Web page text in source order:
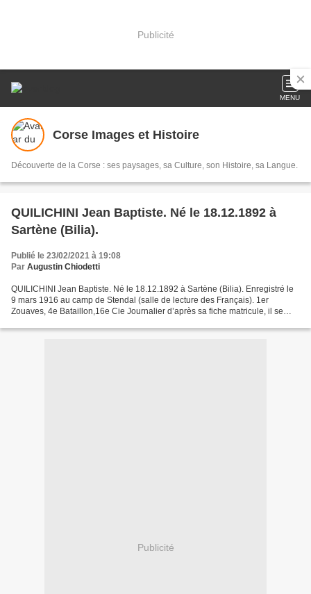
Publicité
MENU
Corse Images et Histoire
Découverte de la Corse : ses paysages, sa Culture, son Histoire, sa Langue.
QUILICHINI Jean Baptiste. Né le 18.12.1892 à
Sartène (Bilia).
Publié le 23/02/2021 à 19:08
Par Augustin Chiodetti
QUILICHINI Jean Baptiste. Né le 18.12.1892 à Sartène (Bilia). Enregistré le
9 mars 1916 au camp de Stendal (salle de lecture des Français). 1er
Zouaves, 4e Bataillon,16e Cie Journalier d’après sa fiche matricule, il se
Publicité